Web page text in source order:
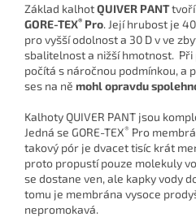
Základ kalhotQUIVER PANTtvoří
GORE-TEX® Pro. Její hrubost je
pro vyšší odolnost a 30 D v ve
sbalitelnost a nižší hmotnost.
počítá s náročnou podmínkou, a
ses na ně mohl opravdu
Kalhoty QUIVER PANT jsou
Jedná se GORE-TEX® Pro
takový pór je dvacet tisíc krát
proto propustí pouze molekuly
se dostane ven, ale kapky vody
tomu je membrána vysoce
nepromokavá.